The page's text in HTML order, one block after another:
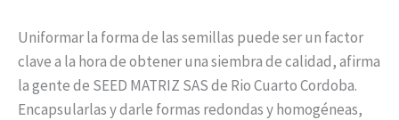
Uniformar la forma de las semillas puede ser un factor
clave a la hora de obtener una siembra de calidad, afirma
la gente de SEED MATRIZ SAS de Rio Cuarto Cordoba.
Encapsularlas y darle formas redondas y homogéneas,